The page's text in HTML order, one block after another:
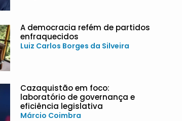
A democracia refém de partidos
enfraquecidos
Luiz Carlos Borges da Silveira
Cazaquistão em foco:
laboratório de governança e
eficiência legislativa
Márcio Coimbra